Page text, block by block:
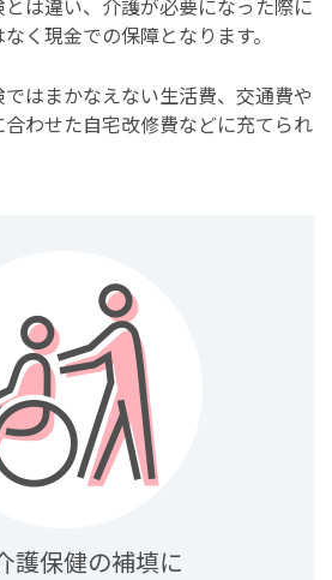
は違い、介護が必要になった際に
く現金での保障となります。
はまかなえない生活費、交通費や
わせた自宅改修費などに充てられ
護保健の補填に